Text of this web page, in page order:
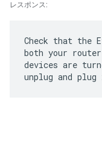
レスポンス:
Check that the
both your router
devices are